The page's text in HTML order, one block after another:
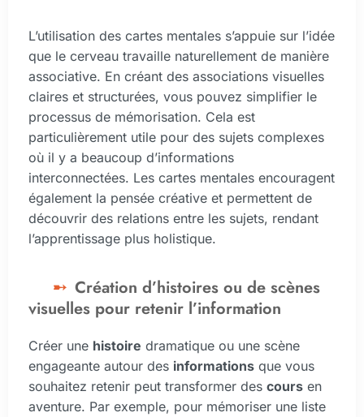
L’utilisation des cartes mentales s’appuie sur l’idée
que le cerveau travaille naturellement de manière
associative. En créant des associations visuelles
claires et structurées, vous pouvez simplifier le
processus de mémorisation. Cela est
particulièrement utile pour des sujets complexes
où il y a beaucoup d’informations
interconnectées. Les cartes mentales encouragent
également la pensée créative et permettent de
découvrir des relations entre les sujets, rendant
l’apprentissage plus holistique.
Création d’histoires ou de scènes
visuelles pour retenir l’information
Créer une histoire dramatique ou une scène
engageante autour des informations que vous
souhaitez retenir peut transformer des cours en
aventure. Par exemple, pour mémoriser une liste